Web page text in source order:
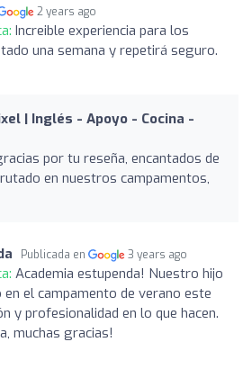
2 years ago
Increible experiencia para los
una semana y repetirá seguro.
| Inglés - Apoyo - Cocina -
por tu reseña, encantados de
en nuestros campamentos,
Publicada en 3 years ago
Academia estupenda! Nuestro hijo
el campamento de verano este
y profesionalidad en lo que hacen.
muchas gracias!